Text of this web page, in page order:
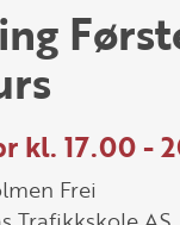
kl. 17.00 -
Frei